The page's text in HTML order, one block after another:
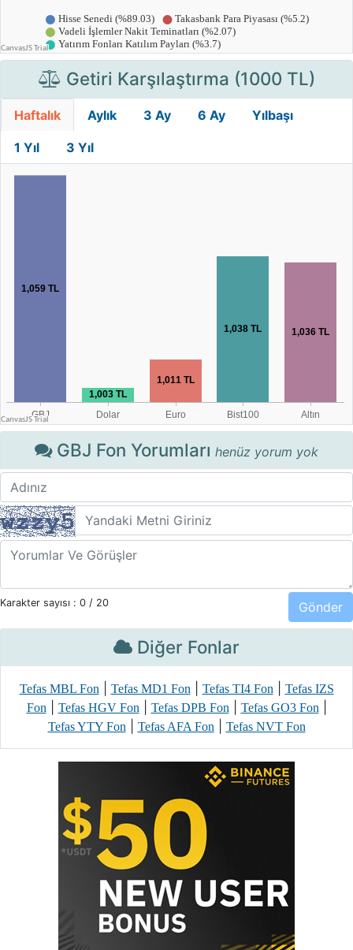
Getiri Karşılaştırma (1000 TL)
Haftalık Aylık 3 Ay 6 Ay Yılbaşı
1 Yıl 3 Yıl
GBJ Fon Yorumları henüz yorum yok
Karakter sayısı : 0 / 20
Diğer Fonlar
Tefas MBL Fon| Tefas MD1 Fon| Tefas TI4 Fon|
Tefas IZS
Fon| Tefas HGV Fon| Tefas DPB Fon| Tefas GO3 Fon|
Tefas YTY Fon| Tefas AFA Fon| Tefas NVT Fon